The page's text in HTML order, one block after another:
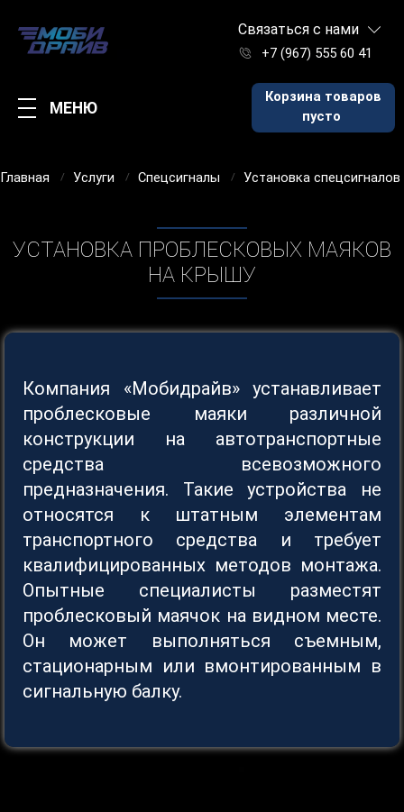
Связаться с нами
+7 (967) 555 60 41
Корзина товаров
пусто
МЕНЮ
Главная Услуги Спецсигналы Установка спецсигналов
УСТАНОВКА ПРОБЛЕСКОВЫХ МАЯКОВ
НА КРЫШУ
Компания «Moбидpайв» устанавливает
проблесковые маяки различной
конструкции на автотранспортные
средства всевозможного
предназначения. Такие устройства не
относятся к штатным элементам
транспортного средства и требует
квалифицированных методов монтажа.
Опытные специалисты разместят
проблесковый маячок на видном месте.
Он может выполняться съемным,
стационарным или вмонтированным в
сигнальную балку.